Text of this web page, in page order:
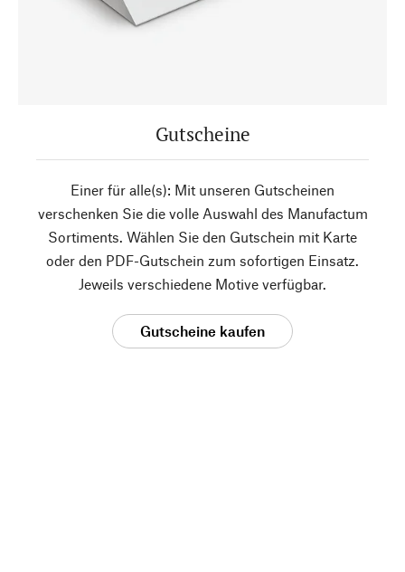
Gutscheine
Einer für alle(s): Mit unseren Gutscheinen
verschenken Sie die volle Auswahl des Manufactum
Sortiments. Wählen Sie den Gutschein mit Karte
oder den PDF-Gutschein zum sofortigen Einsatz.
Jeweils verschiedene Motive verfügbar.
Gutscheine kaufen